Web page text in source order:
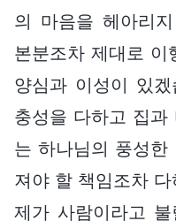
의 마음을 헤아리
본분조차 제대로 이
양심과 이성이 있
충성을 다하고 집
는 하나님의 풍성한
져야 할 책임조차
제가 사람이라고